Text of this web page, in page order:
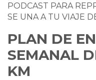
PODCAST PARA
SE UNA A TU VIAJE
PLAN DE
SEMANAL
KM